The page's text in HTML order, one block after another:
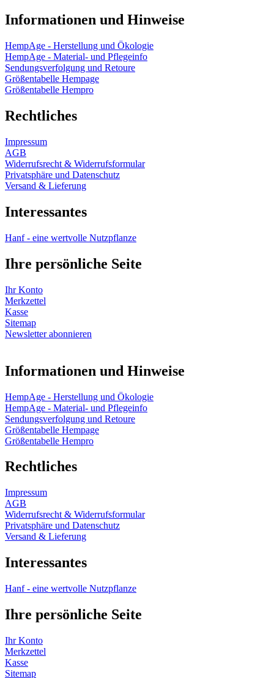
Informationen und Hinweise
HempAge - Herstellung und Ökologie
HempAge - Material- und Pflegeinfo
Sendungsverfolgung und Retoure
Größentabelle Hempage
Größentabelle Hempro
Rechtliches
Impressum
AGB
Widerrufsrecht & Widerrufsformular
Privatsphäre und Datenschutz
Versand & Lieferung
Interessantes
Hanf - eine wertvolle Nutzpflanze
Ihre persönliche Seite
Ihr Konto
Merkzettel
Kasse
Sitemap
Newsletter abonnieren
Informationen und Hinweise
HempAge - Herstellung und Ökologie
HempAge - Material- und Pflegeinfo
Sendungsverfolgung und Retoure
Größentabelle Hempage
Größentabelle Hempro
Rechtliches
Impressum
AGB
Widerrufsrecht & Widerrufsformular
Privatsphäre und Datenschutz
Versand & Lieferung
Interessantes
Hanf - eine wertvolle Nutzpflanze
Ihre persönliche Seite
Ihr Konto
Merkzettel
Kasse
Sitemap